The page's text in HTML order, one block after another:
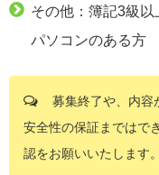
その他：簿記3級
パソコンのある方
募集終了や、内容
安全性の保証まではで
認をお願いいたします。